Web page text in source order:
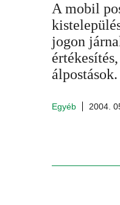
A mobil
jogon
álpostások.
Egyéb 2004.